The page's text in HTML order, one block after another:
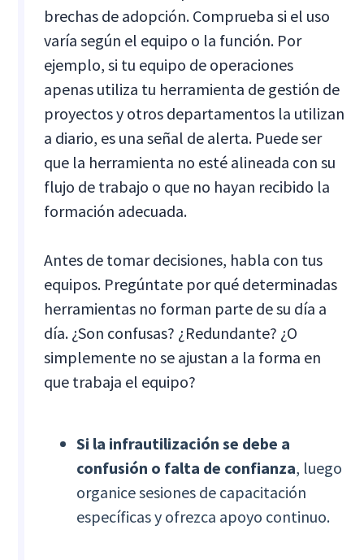
brechas de adopción. Comprueba si el uso
varía según el equipo o la función. Por
ejemplo, si tu equipo de operaciones
apenas utiliza tu herramienta de gestión de
proyectos y otros departamentos la utilizan
a diario, es una señal de alerta. Puede ser
que la herramienta no esté alineada con su
flujo de trabajo o que no hayan recibido la
formación adecuada.
Antes de tomar decisiones, habla con tus
equipos. Pregúntate por qué determinadas
herramientas no forman parte de su día a
día. ¿Son confusas? ¿Redundante? ¿O
simplemente no se ajustan a la forma en
que trabaja el equipo?
Si la infrautilización se debe a
confusión o falta de confianza, luego
organice sesiones de capacitación
específicas y ofrezca apoyo continuo.